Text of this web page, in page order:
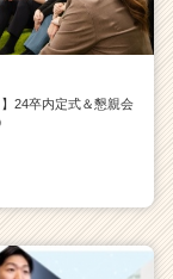
】24卒内定式＆懇親会